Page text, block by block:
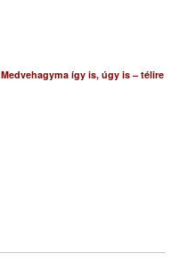
Medvehagyma így is, úgy is – télire